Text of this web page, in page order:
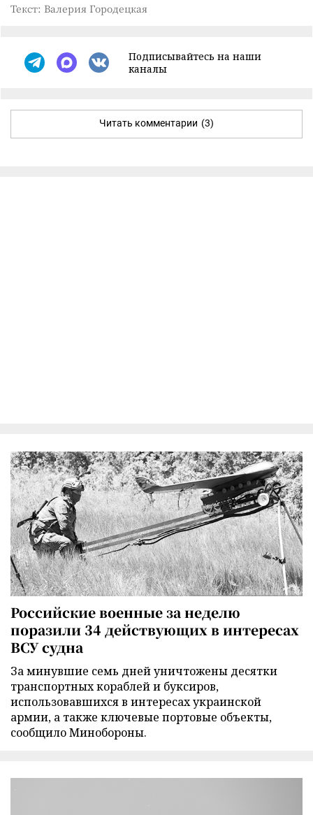
Текст: Валерия Городецкая
Подписывайтесь на наши
каналы
Читать комментарии (3)
Российские военные за неделю
поразили 34 действующих в интересах
ВСУ судна
За минувшие семь дней уничтожены десятки
транспортных кораблей и буксиров,
использовавшихся в интересах украинской
армии, а также ключевые портовые объекты,
сообщило Минобороны.